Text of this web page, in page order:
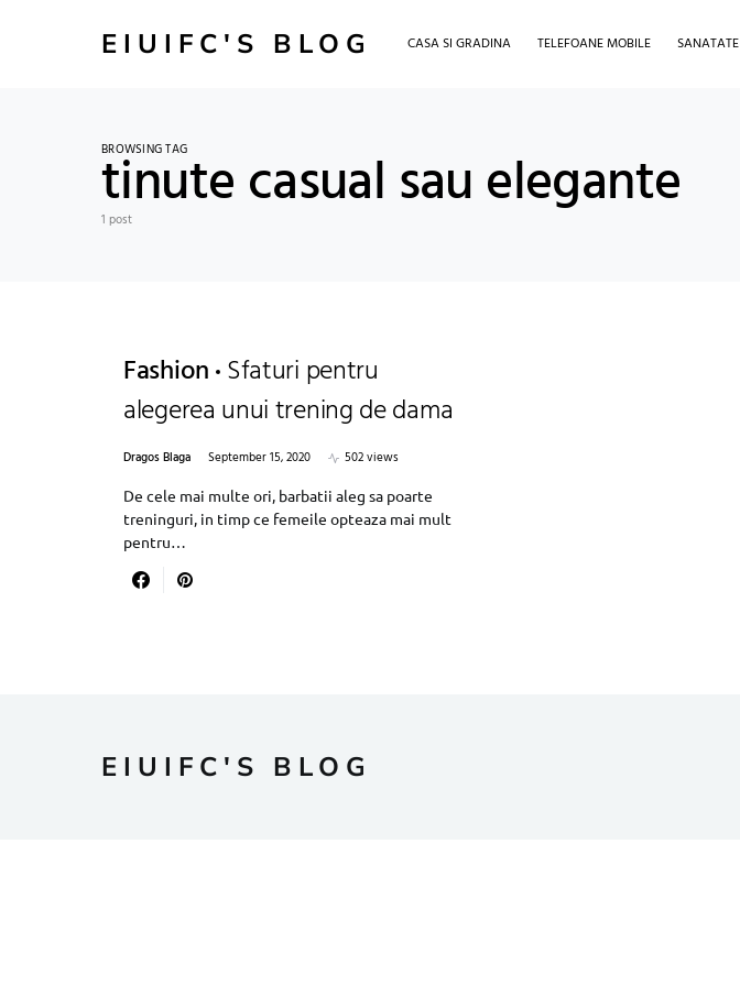
EIUIFC'S BLOG CASA SI GRADINA TELEFOANE MOBILE SANATATE
BROWSING TAG
tinute casual sau elegante
1 post
Fashion Sfaturi pentru
alegerea unui trening de dama
Dragos Blaga September 15, 2020
502 views
De cele mai multe ori, barbatii aleg sa poarte
treninguri, in timp ce femeile opteaza mai mult
pentru…
EIUIFC'S BLOG